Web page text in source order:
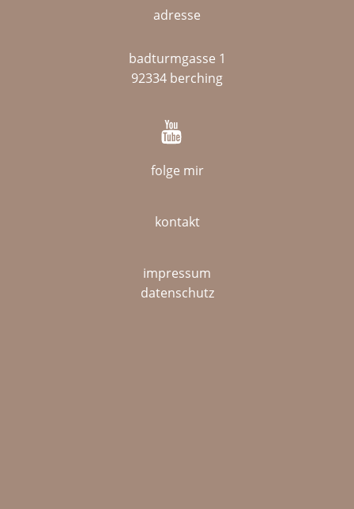
adresse
badturmgasse 1
92334 berching
folge mir
kontakt
impressum
datenschutz